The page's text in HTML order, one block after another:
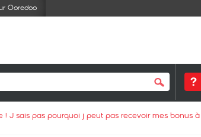
Ooredoo
! J sais pas pourquoi j peut pas recevoir mes bonus